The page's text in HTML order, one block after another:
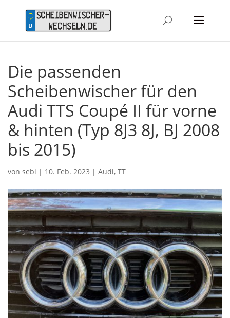
Die passenden
Scheibenwischer für den
Audi TTS Coupé II für vorne
& hinten (Typ 8J3 8J, BJ 2008
bis 2015)
von sebi | 10. Feb. 2023 | Audi, TT